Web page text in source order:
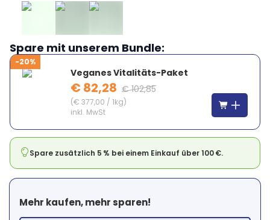
Spare mit unserem Bundle:
-20%
Veganes Vitalitäts-Paket
€ 82,28 € 102,85
(€ 377,00 / 1kg)
inkl. MwSt
Spare zusätzlich 5 % bei einem Einkauf über 100 €.
Mehr kaufen, mehr sparen!